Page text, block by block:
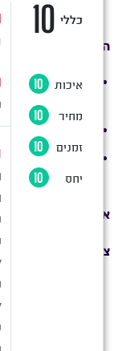
ניתן לפנות דרך
הוראות נוספות:
גלישה באתר ו/
תנאי התקנון
סמכות השיפוט
נתונה לבית
אנו מאחלים לכם
צוות “